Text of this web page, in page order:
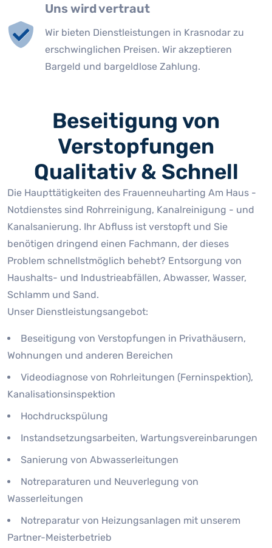
Uns wird vertraut
Wir bieten Dienstleistungen in Krasnodar zu
erschwinglichen Preisen. Wir akzeptieren
Bargeld und bargeldlose Zahlung.
Beseitigung von
Verstopfungen
Qualitativ & Schnell
Die Haupttätigkeiten des Frauenneuharting Am Haus -
Notdienstes sind Rohrreinigung, Kanalreinigung - und
Kanalsanierung. Ihr Abfluss ist verstopft und Sie
benötigen dringend einen Fachmann, der dieses
Problem schnellstmöglich behebt? Entsorgung von
Haushalts- und Industrieabfällen, Abwasser, Wasser,
Schlamm und Sand.
Unser Dienstleistungsangebot:
Beseitigung von Verstopfungen in Privathäusern,
Wohnungen und anderen Bereichen
Videodiagnose von Rohrleitungen (Ferninspektion),
Kanalisationsinspektion
Hochdruckspülung
Instandsetzungsarbeiten, Wartungsvereinbarungen
Sanierung von Abwasserleitungen
Notreparaturen und Neuverlegung von
Wasserleitungen
Notreparatur von Heizungsanlagen mit unserem
Partner-Meisterbetrieb